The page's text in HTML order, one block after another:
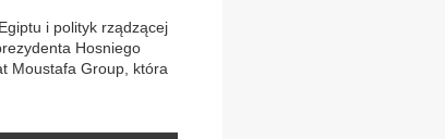
i polityk rządzącej
Hosniego
Moustafa Group, która